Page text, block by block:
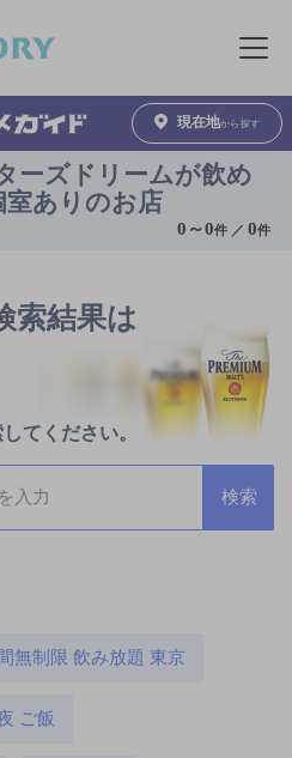
メニュ
現在地から探す
ーズドリームが飲め
室ありのお店
0 ～0件 ／0件
索結果は
てください。
無制限 飲み放題 東京
ご飯